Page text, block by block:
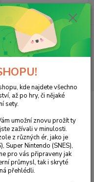
Menu
ks
0 Kč
kde najdete všechno
až po hry, či nějaké
sety.
umožní znovu prožít ty
zažívali v minulosti.
z různých ér, jako je
Super Nintendo (SNES),
pro vás připraveny jak
průmysl, tak i skryté
přehlédli.